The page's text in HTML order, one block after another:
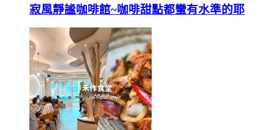
寂風靜謐咖啡館~咖啡甜點都蠻有水準的耶